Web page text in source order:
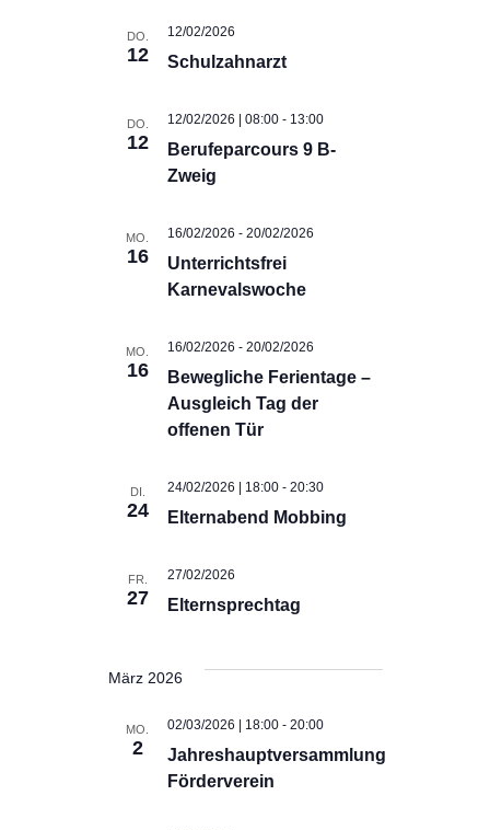
DO.
12 Schulzahnarzt
12/02/2026
DO.
12
Berufeparcours 9 B-
Zweig
12/02/2026 | 08:00- 13:00
MO.
16
Unterrichtsfrei
Karnevalswoche
16/02/2026 - 20/02/2026
MO.
16
Bewegliche Ferientage –
Ausgleich Tag der
offenen Tür
16/02/2026 - 20/02/2026
DI.
24 Elternabend Mobbing
24/02/2026 | 18:00- 20:30
FR.
27 Elternsprechtag
27/02/2026
März 2026
MO.
2
Jahreshauptversammlung
Förderverein
02/03/2026 | 18:00- 20:00